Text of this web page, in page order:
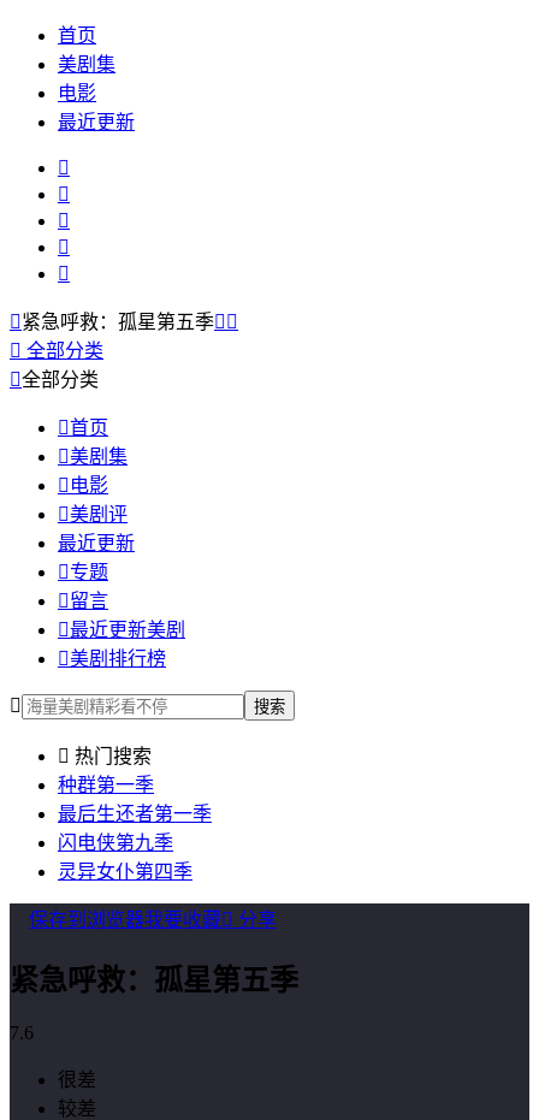
首页
美剧集
电影
最近更新





紧急呼救：孤星第五季 
 全部分类
全部分类
首页
美剧集
 电影
美剧评
最近更新
专题
留言
最近更新美剧
美剧排行榜
 搜索
 热门搜索
种群第一季
最后生还者第一季
闪电侠第九季
灵异女仆第四季
保存到浏览器我要收藏 分享
紧急呼救：孤星第五季
7.6
很差
较差